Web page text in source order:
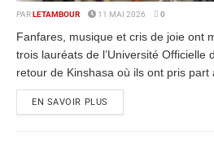
PAR LETAMBOUR 11 MAI 2026 0
Fanfares, musique et cris de joie ont
trois lauréats de l’Université Officielle
retour de Kinshasa où ils ont pris part
EN SAVOIR PLUS